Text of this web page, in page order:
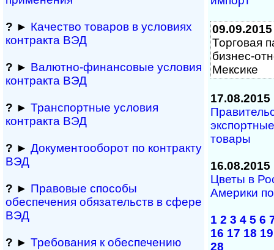
? ► Качество товаров в условиях
контракта ВЭД
? ► Валютно-финансовые условия
контракта ВЭД
? ► Транспортные условия
контракта ВЭД
? ► Документооборот по контракту
ВЭД
? ► Правовые способы
обеспечения обяза­тельств в сфере
ВЭД
? ► Требования к обеспечению
09.09.2015
Торговая
бизнес-
Мексике
17.08.2015
товары
16.08.2015
Цветы в
Америки
1 2 3 4 5 6
16 17 18 19
28